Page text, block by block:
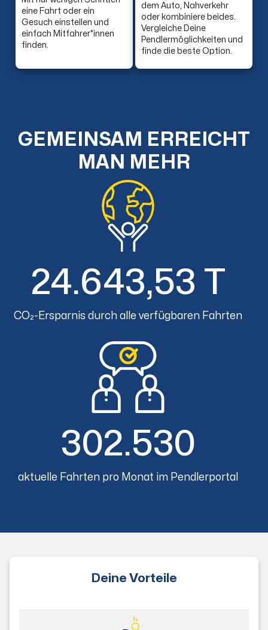
eine Fahrt oder ein
Gesuch einstellen und
einfach Mitfahrer*innen
finden.
dem Auto, Nahverkehr
oder kombiniere beides.
Vergleiche Deine
Pendlermöglichkeiten und
finde die beste Option.
GEMEINSAM ERREICHT
MAN MEHR
24.643,53 T
CO₂-Ersparnis durch alle verfügbaren Fahrten
302.530
aktuelle Fahrten pro Monat im Pendlerportal
Deine Vorteile